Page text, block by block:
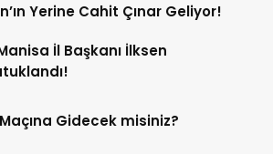
Yerine Cahit Çınar Geliyor!
İl Başkanı İlksen
Gidecek misiniz?